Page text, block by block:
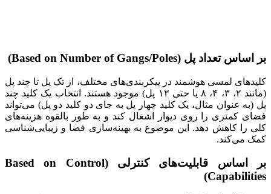
بر اساس تعداد پل (Based on Number of Gangs/Poles)
کلیدهای لمسی هوشمند در پیکربندی‌های مختلف، از تک پل تا چند پل
(مانند ۲، ۳، ۴، ۸ یا حتی ۱۲ پل) موجود هستند. انتخاب یک کلید چند
پل (به عنوان مثال، یک کلید چهار پل به جای دو کلید دو پل) می‌تواند
فضای کمتری را روی دیوار اشغال کند و به طور بالقوه هزینه‌های
کلی را کاهش دهد. این موضوع به بهینه‌سازی فضا و زیبایی‌شناسی
کمک می‌کند.
بر اساس قابلیت‌های کنترلی (Based on Control
Capabilities)